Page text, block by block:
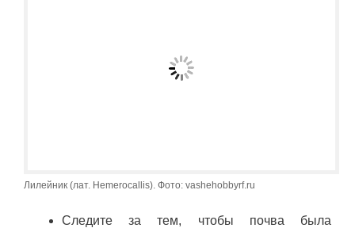
Лилейник (лат. Hemerocallis). Фото: vashehobbyrf.ru
Следите за тем, чтобы почва была